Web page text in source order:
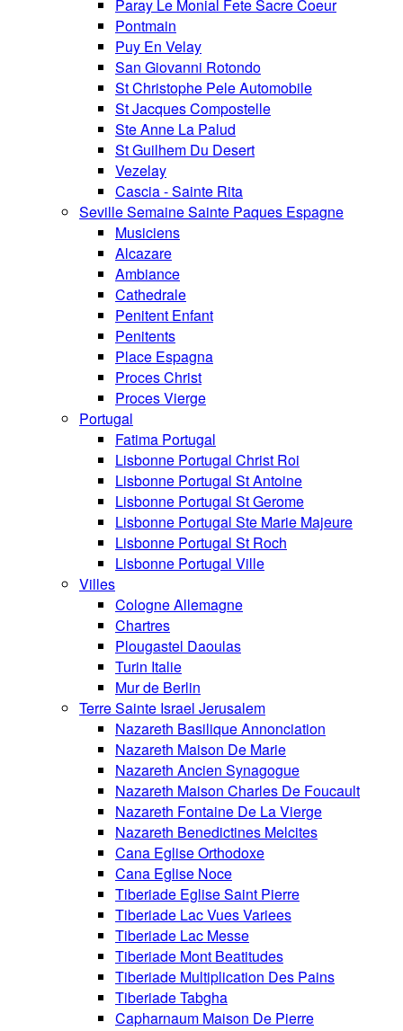
Paray Le Monial Fete Sacre Coeur
Pontmain
Puy En Velay
San Giovanni Rotondo
St Christophe Pele Automobile
St Jacques Compostelle
Ste Anne La Palud
St Guilhem Du Desert
Vezelay
Cascia - Sainte Rita
Seville Semaine Sainte Paques Espagne
Musiciens
Alcazare
Ambiance
Cathedrale
Penitent Enfant
Penitents
Place Espagna
Proces Christ
Proces Vierge
Portugal
Fatima Portugal
Lisbonne Portugal Christ Roi
Lisbonne Portugal St Antoine
Lisbonne Portugal St Gerome
Lisbonne Portugal Ste Marie Majeure
Lisbonne Portugal St Roch
Lisbonne Portugal Ville
Villes
Cologne Allemagne
Chartres
Plougastel Daoulas
Turin Italie
Mur de Berlin
Terre Sainte Israel Jerusalem
Nazareth Basilique Annonciation
Nazareth Maison De Marie
Nazareth Ancien Synagogue
Nazareth Maison Charles De Foucault
Nazareth Fontaine De La Vierge
Nazareth Benedictines Melcites
Cana Eglise Orthodoxe
Cana Eglise Noce
Tiberiade Eglise Saint Pierre
Tiberiade Lac Vues Variees
Tiberiade Lac Messe
Tiberiade Mont Beatitudes
Tiberiade Multiplication Des Pains
Tiberiade Tabgha
Capharnaum Maison De Pierre